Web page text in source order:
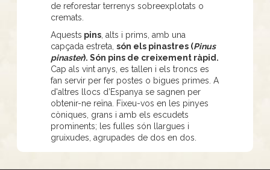
de reforestar terrenys sobreexplotats o
cremats.
Aquests pins , alts i prims, amb una
capçada estreta, són els pinastres (Pinus
pinaster). Són pins de creixement ràpid.
Cap als vint anys, es tallen i els troncs es
fan servir per fer postes o bigues primes. A
d'altres llocs d’Espanya se sagnen per
obtenir-ne reïna. Fixeu-vos en les pinyes
còniques, grans i amb els escudets
prominents; les fulles són llargues i
gruixudes, agrupades de dos en dos.